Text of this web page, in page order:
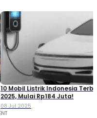
10 Mobil Listrik Indonesia
2025, Mulai Rp184 Juta!
08 Jul 2025